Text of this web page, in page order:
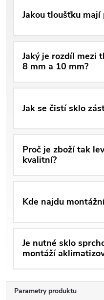
Jakou tloušťku mají
Jaký je rozdíl mezi
8 mm a 10 mm?
Jak se čistí sklo
Proč je zboží tak
kvalitní?
Kde najdu
Je nutné sklo
montáží
Parametry produktu